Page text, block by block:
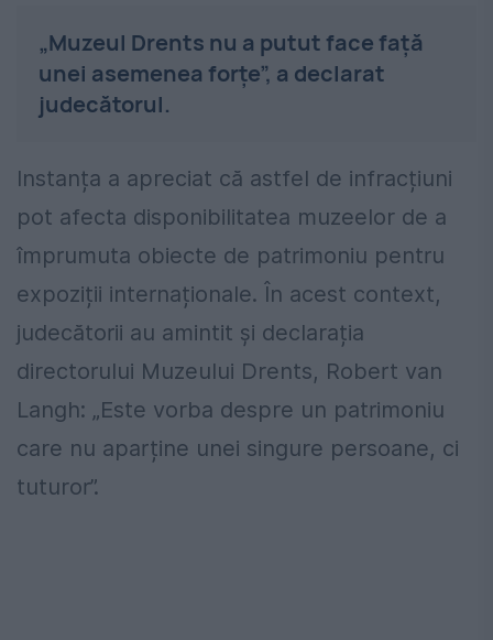
„Muzeul Drents nu a putut face față
unei asemenea forțe”, a declarat
judecătorul.
Instanța a apreciat că astfel de infracțiuni
pot afecta disponibilitatea muzeelor de a
împrumuta obiecte de patrimoniu pentru
expoziții internaționale. În acest context,
judecătorii au amintit și declarația
directorului Muzeului Drents, Robert van
Langh: „Este vorba despre un patrimoniu
care nu aparține unei singure persoane, ci
tuturor”.